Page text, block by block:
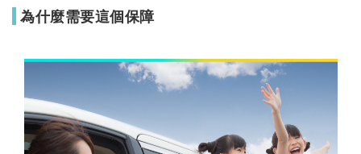
薦骨)
0萬元 0萬元
14.
橈骨及尺骨
0萬元
為什麼需要這個保障